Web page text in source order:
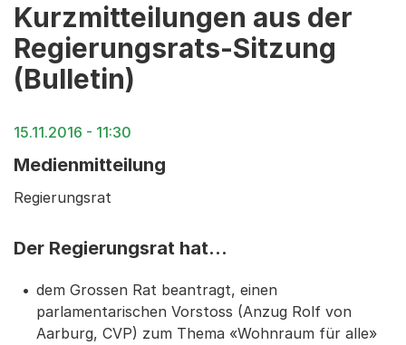
Kurzmitteilungen aus der
Regierungsrats-Sitzung
(Bulletin)
15.11.2016 - 11:30
Medienmitteilung
Regierungsrat
Der Regierungsrat hat…
dem Grossen Rat beantragt, einen
parlamentarischen Vorstoss (Anzug Rolf von
Aarburg, CVP) zum Thema «Wohnraum für alle»